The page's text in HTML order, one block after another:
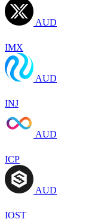
AUD
IMX
AUD
INJ
AUD
ICP
AUD
IOST